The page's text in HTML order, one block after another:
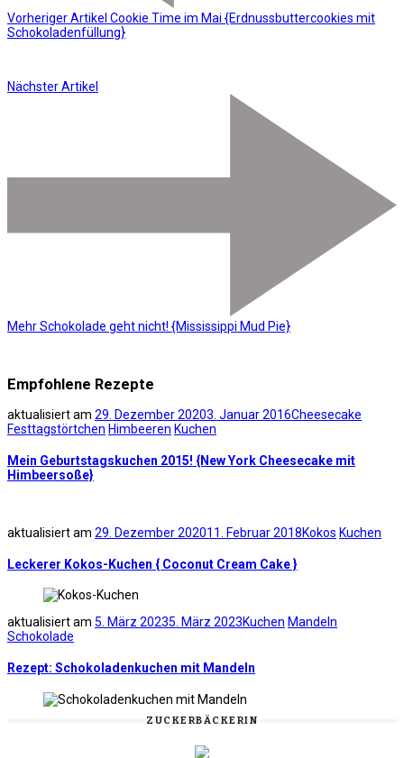
Vorheriger Artikel Cookie Time im Mai {Erdnussbuttercookies mit
Schokoladenfüllung}
Nächster Artikel
Mehr Schokolade geht nicht! {Mississippi Mud Pie}
Empfohlene Rezepte
aktualisiert am 29. Dezember 20203. Januar 2016Cheesecake
Festtagstörtchen Himbeeren Kuchen
Mein Geburtstagskuchen 2015! {New York Cheesecake mit
Himbeersoße}
aktualisiert am 29. Dezember 202011. Februar 2018Kokos Kuchen
Leckerer Kokos-Kuchen { Coconut Cream Cake }
aktualisiert am 5. März 20235. März 2023Kuchen Mandeln
Schokolade
Rezept: Schokoladenkuchen mit Mandeln
ZUCKERBÄCKERIN